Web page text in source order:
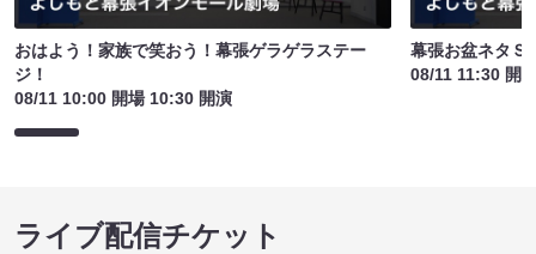
おはよう！家族で笑おう！幕張ゲラゲラステー
ジ！
08/11 10:00 開場 10:30 開演
幕張お盆ネタＳ
08/11 11:30 開
ライブ配信チケット